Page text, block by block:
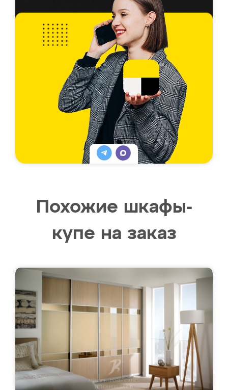
Похожие шкафы-
купе на заказ